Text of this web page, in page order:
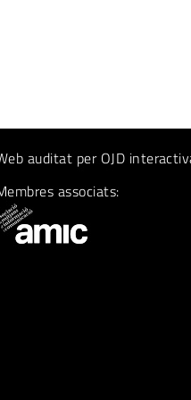
auditat per OJD
associats: